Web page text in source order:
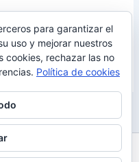
spam.Aprende cómo se
para garantizar el
uso y mejorar nuestros
cookies, rechazar las no
Política de cookies